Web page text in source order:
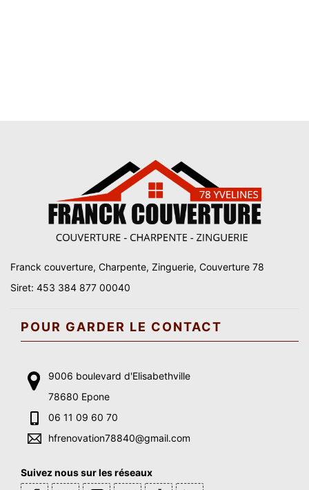
Franck couverture, Charpente, Zinguerie, Couverture 78
Siret: 453 384 877 00040
POUR GARDER LE CONTACT
9006 boulevard d'Elisabethville
78680 Epone
06 11 09 60 70
hfrenovation78840@gmail.com
Suivez nous sur les réseaux